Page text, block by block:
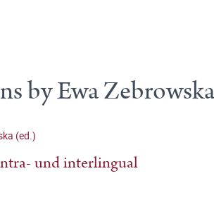
by Ewa Zebrowska
(ed.)
und interlingual